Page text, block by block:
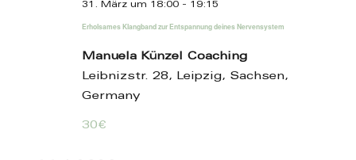
Erholsames Klangband zur Entspannung deines Nervensystem
31. März um 18:00 - 19:15
Manuela Künzel Coaching
Leibnizstr. 28, Leipzig, Sachsen,
Germany
30€